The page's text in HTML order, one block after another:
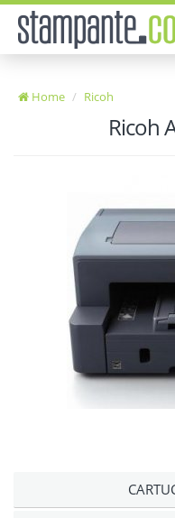
Home Ricoh
Ricoh